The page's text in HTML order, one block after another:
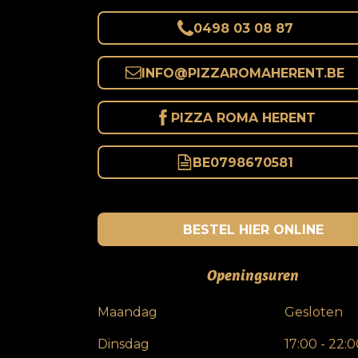
0498 03 08 87
INFO@PIZZAROMAHERENT.BE
PIZZA ROMA HERENT
BE0798670581
BESTEL HIER ONLINE
Openingsuren
Maandag Gesloten
Dinsdag 17:00 -